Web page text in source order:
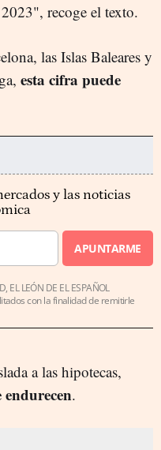
recoge el texto.
las Islas Baleares y
esta cifra puede
y las noticias
APUNTARME
EL LEÓN DE EL ESPAÑOL
con la finalidad de remitirle
a las hipotecas,
endurecen.